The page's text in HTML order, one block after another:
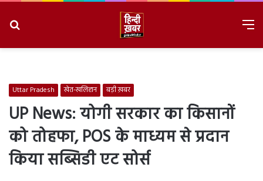
Uttar Pradesh खेत-खलिहान बड़ी ख़बर
UP News: योगी सरकार का किसानों
को तोहफा, POS के माध्यम से प्रदान
किया सब्सिडी एट सोर्स